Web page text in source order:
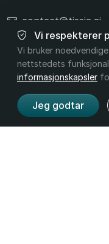
contact@tissia.ai
+40 756 392 332
Produkt
Vi respekterer
Vi bruker
nettstedets
informasjonskapsler
Jeg godtar